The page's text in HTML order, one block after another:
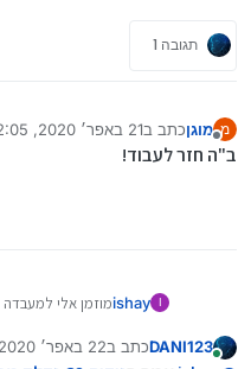
תגובה 1
מ מוגןכתב ב21 באפר׳ 2020, 22:05
נערך לאחרונה על ידי
ב"ה חזר לעבוד!
I
ishayמוזמן אלי למעבדה
מחובר
DANI123כתב ב22 באפר׳ 2020, 0:33
נערך לאחרונה על ידי